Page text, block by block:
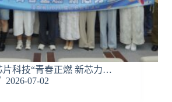
片科技“青春正燃 新芯力…
2026-07-02